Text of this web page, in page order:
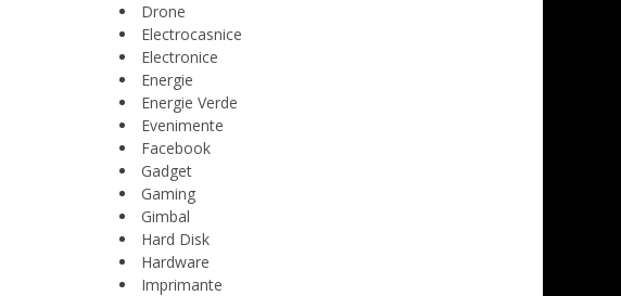
Drone
Electrocasnice
Electronice
Energie
Energie Verde
Evenimente
Facebook
Gadget
Gaming
Gimbal
Hard Disk
Hardware
Imprimante